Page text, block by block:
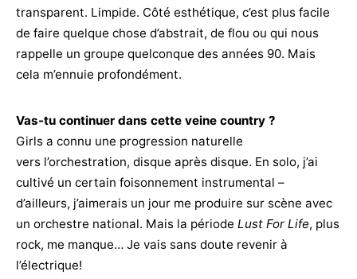
transparent. Limpide. Côté esthétique, c’est plus facile
de faire quelque chose d’abstrait, de flou ou qui nous
rappelle un groupe quelconque des années 90. Mais
cela m’ennuie profondément.
Vas-tu continuer dans cette veine country ?
Girls a connu une progression naturelle
vers l’orchestration, disque après disque. En solo, j’ai
cultivé un certain foisonnement instrumental –
d’ailleurs, j’aimerais un jour me produire sur scène avec
un orchestre national. Mais la période Lust For Life, plus
rock, me manque… Je vais sans doute revenir à
l’électrique!